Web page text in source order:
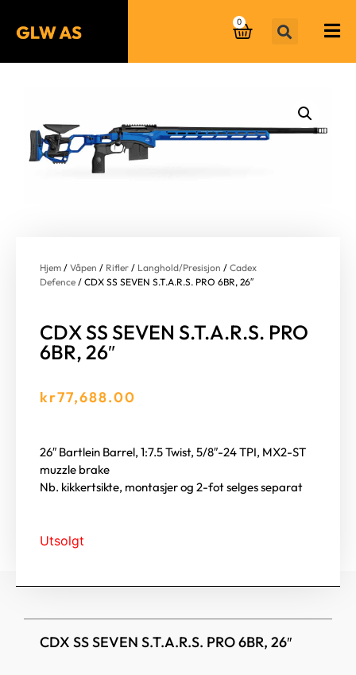
0
Hjem / Våpen / Rifler / Langhold/Presisjon / Cadex
Defence / CDX SS SEVEN S.T.A.R.S. PRO 6BR, 26″
CDX SS SEVEN S.T.A.R.S. PRO
6BR, 26″
kr77,688.00
26″ Bartlein Barrel, 1:7.5 Twist, 5/8″-24 TPI, MX2-ST
muzzle brake
Nb. kikkertsikte, montasjer og 2-fot selges separat
Utsolgt
CDX SS SEVEN S.T.A.R.S. PRO 6BR, 26″